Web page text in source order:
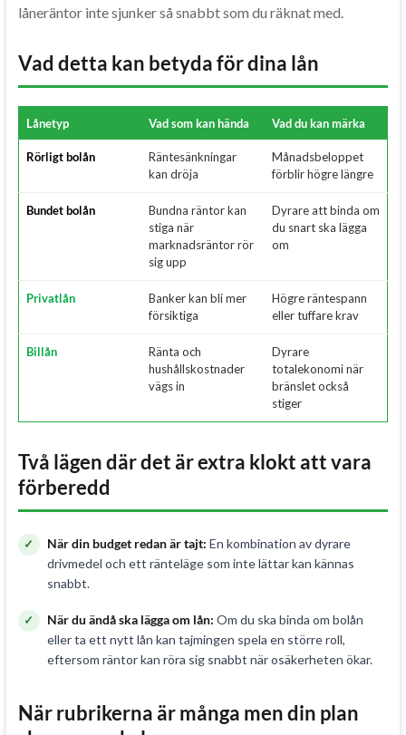
låneräntor inte sjunker så snabbt som du räknat med.
Vad detta kan betyda för dina lån
Lånetyp Vad som kan hända Vad du kan märka
Rörligt bolån
Räntesänkningar
kan dröja
Månadsbeloppet
förblir högre längre
Bundet bolån
Bundna räntor kan
stiga när
marknadsräntor rör
sig upp
Dyrare att binda om
du snart ska lägga
om
Privatlån
Banker kan bli mer
försiktiga
Högre räntespann
eller tuffare krav
Billån
Ränta och
hushållskostnader
vägs in
Dyrare
totalekonomi när
bränslet också
stiger
Två lägen där det är extra klokt att vara
förberedd
När din budget redan är tajt: En kombination av dyrare
drivmedel och ett ränteläge som inte lättar kan kännas
snabbt.
När du ändå ska lägga om lån: Om du ska binda om bolån
eller ta ett nytt lån kan tajmingen spela en större roll,
eftersom räntor kan röra sig snabbt när osäkerheten ökar.
När rubrikerna är många men din plan